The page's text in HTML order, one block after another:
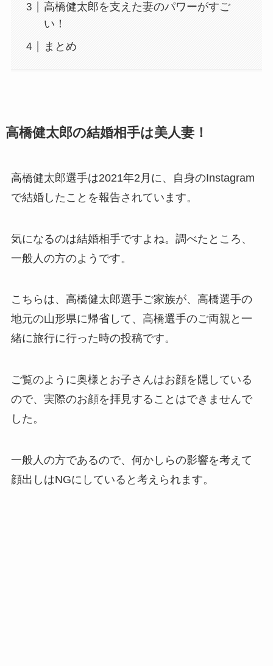
高橋健太郎を支えた妻のパワーがすご
い！
まとめ
高橋健太郎の結婚相手は美人妻！
高橋健太郎選手は2021年2月に、自身のInstagram
で結婚したことを報告されています。
気になるのは結婚相手ですよね。調べたところ、
一般人の方のようです。
こちらは、高橋健太郎選手ご家族が、高橋選手の
地元の山形県に帰省して、高橋選手のご両親と一
緒に旅行に行った時の投稿です。
ご覧のように奥様とお子さんはお顔を隠している
ので、実際のお顔を拝見することはできませんで
した。
一般人の方であるので、何かしらの影響を考えて
顔出しはNGにしていると考えられます。